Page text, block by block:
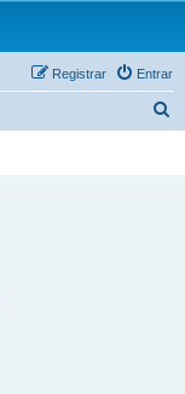
Entrar
Registrar